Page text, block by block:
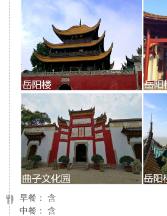
早餐： 含
中餐： 含